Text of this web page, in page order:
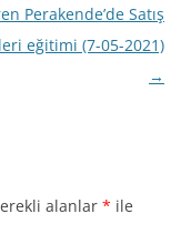
Perakende’de Satış
eğitimi (7-05-2021)
→
alanlar * ile